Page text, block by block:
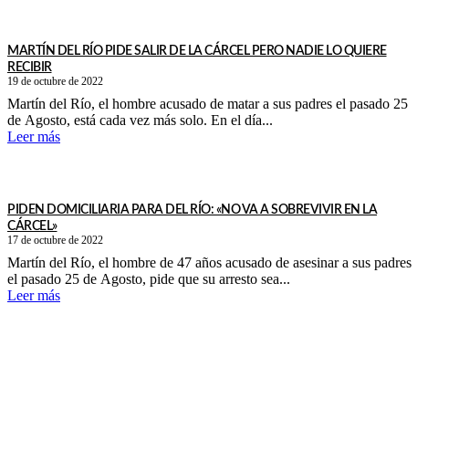
MARTÍN DEL RÍO PIDE SALIR DE LA CÁRCEL PERO NADIE LO QUIERE
RECIBIR
19 de octubre de 2022
Martín del Río, el hombre acusado de matar a sus padres el pasado 25
de Agosto, está cada vez más solo. En el día...
Leer más
PIDEN DOMICILIARIA PARA DEL RÍO: «NO VA A SOBREVIVIR EN LA
CÁRCEL»
17 de octubre de 2022
Martín del Río, el hombre de 47 años acusado de asesinar a sus padres
el pasado 25 de Agosto, pide que su arresto sea...
Leer más